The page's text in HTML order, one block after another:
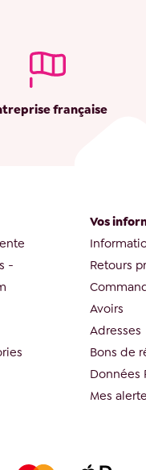
dont vos informations sont
française
-
Vos
Retours
Avoirs
Adresses
Bons de
Données
Mes